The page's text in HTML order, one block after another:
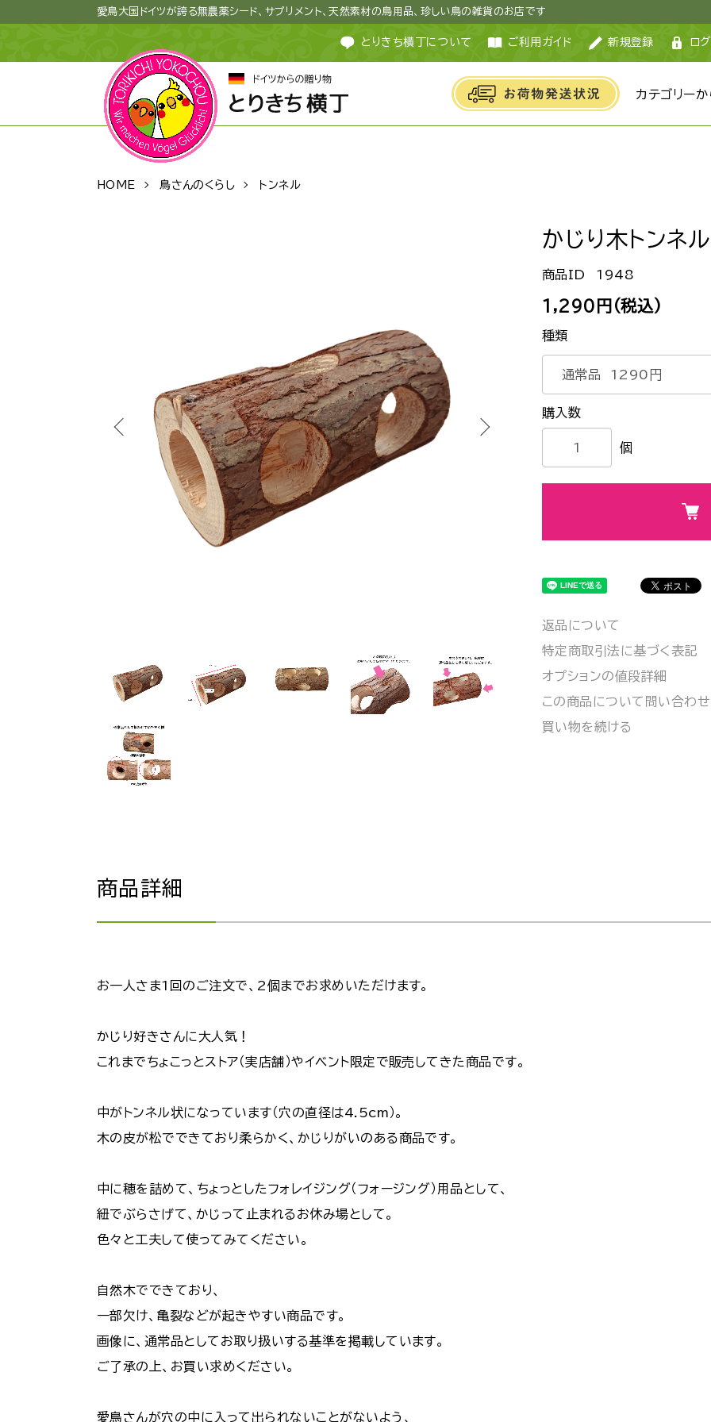
愛鳥大国ドイツが誇る無農薬シード、サプリメント、天然素材の鳥用品、珍しい鳥の雑貨のお店です
とりきち横丁について ご利用ガイド 新規登録 ロ
カテゴリー
HOME 鳥さんのくらし トンネル
かじり木トンネル
1948
1,290円(税込)
種類
個
返品について
特定商取引法に基づく表記
オプションの値段詳細
この商品について問い合わせ
買い物を続ける
商品詳細
お一人さま1回のご注文で、2個までお求めいただけます。
かじり好きさんに大人気！
これまでちょこっとストア（実店舗）やイベント限定で販売してきた商品です。
中がトンネル状になっています（穴の直径は4.5cm）。
木の皮が松でできており柔らかく、かじりがいのある商品です。
中に穂を詰めて、ちょっとしたフォレイジング（フォージング）用品として、
紐でぶらさげて、かじって止まれるお休み場として。
色々と工夫して使ってみてください。
自然木でできており、
一部欠け、亀裂などが起きやすい商品です。
画像に、通常品としてお取り扱いする基準を掲載しています。
ご了承の上、お買い求めください。
愛鳥さんが穴の中に入って出られないことがないよう、